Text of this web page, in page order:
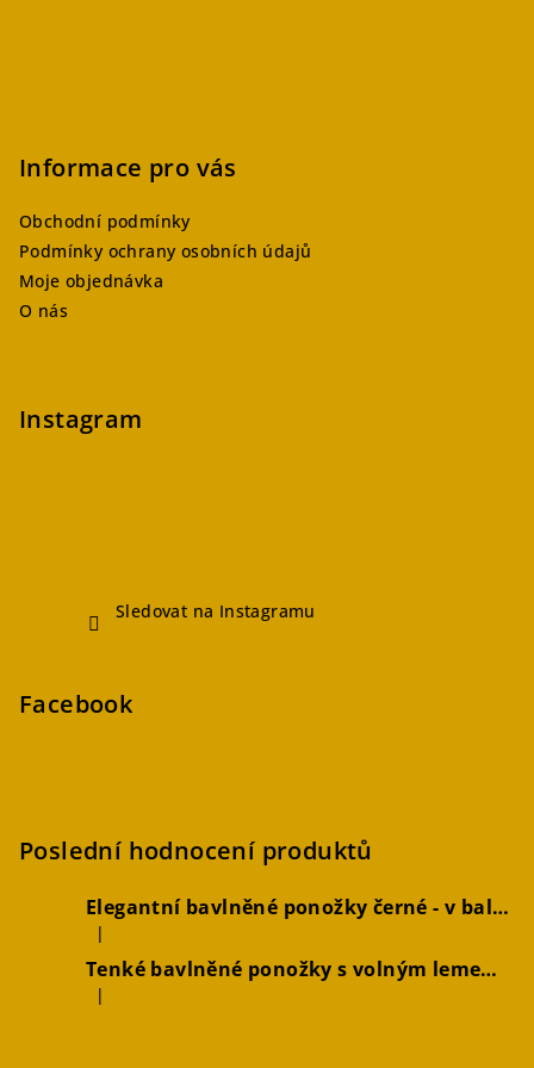
Informace pro vás
Obchodní podmínky
Podmínky ochrany osobních údajů
Moje objednávka
O nás
Instagram
Sledovat na Instagramu
Facebook
Poslední hodnocení produktů
Elegantní bavlněné ponožky černé - v balení 2 párů
Hodnocení produktu je 5 z 5 hvězdiček.
|
Tenké bavlněné ponožky s volným lemem hořčicové, 2 páry
Hodnocení produktu je 4 z 5 hvězdiček.
|